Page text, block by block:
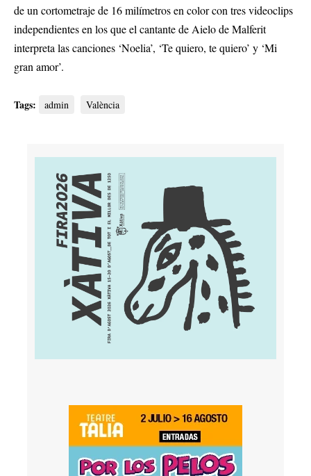
de un cortometraje de 16 milímetros en color con tres videoclips
independientes en los que el cantante de Aielo de Malferit
interpreta las canciones ‘Noelia’, ‘Te quiero, te quiero’ y ‘Mi
gran amor’.
Tags: admin València